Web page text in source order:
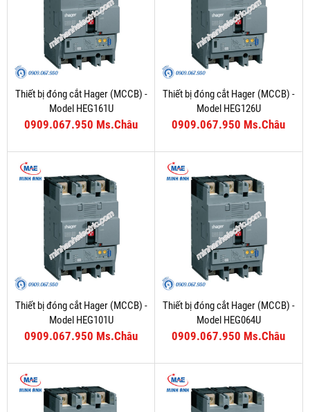
Thiết bị đóng cắt Hager (MCCB) -
Model HEG161U
0909.067.950 Ms.Châu
Thiết bị đóng cắt Hager (MCCB) -
Model HEG126U
0909.067.950 Ms.Châu
Thiết bị đóng cắt Hager (MCCB) -
Model HEG101U
0909.067.950 Ms.Châu
Thiết bị đóng cắt Hager (MCCB) -
Model HEG064U
0909.067.950 Ms.Châu